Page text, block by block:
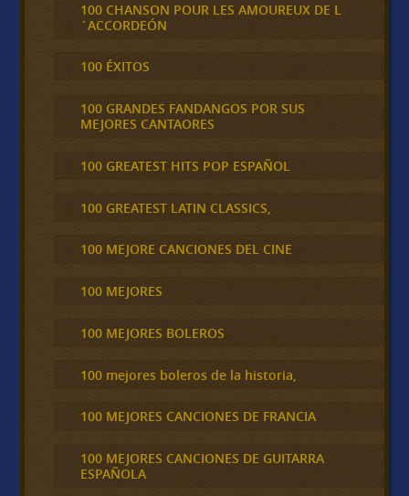
100 CHANSON POUR LES AMOUREUX DE L
´ACCORDEÓN
100 ÉXITOS
100 GRANDES FANDANGOS POR SUS
MEJORES CANTAORES
100 GREATEST HITS POP ESPAÑOL
100 GREATEST LATIN CLASSICS,
100 MEJORE CANCIONES DEL CINE
100 MEJORES
100 MEJORES BOLEROS
100 mejores boleros de la historia,
100 MEJORES CANCIONES DE FRANCIA
100 MEJORES CANCIONES DE GUITARRA
ESPAÑOLA